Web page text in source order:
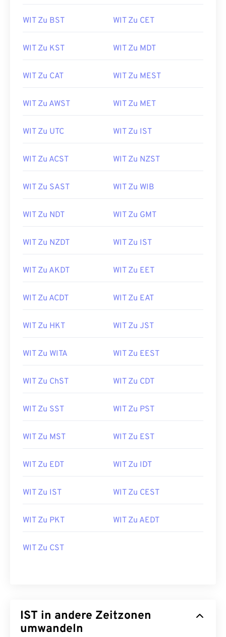
WIT Zu BST WIT Zu CET
WIT Zu KST WIT Zu MDT
WIT Zu CAT WIT Zu MEST
WIT Zu AWST WIT Zu MET
WIT Zu UTC WIT Zu IST
WIT Zu ACST WIT Zu NZST
WIT Zu SAST WIT Zu WIB
WIT Zu NDT WIT Zu GMT
WIT Zu NZDT WIT Zu IST
WIT Zu AKDT WIT Zu EET
WIT Zu ACDT WIT Zu EAT
WIT Zu HKT WIT Zu JST
WIT Zu WITA WIT Zu EEST
WIT Zu ChST WIT Zu CDT
WIT Zu SST WIT Zu PST
WIT Zu MST WIT Zu EST
WIT Zu EDT WIT Zu IDT
WIT Zu IST WIT Zu CEST
WIT Zu PKT WIT Zu AEDT
WIT Zu CST
IST in andere Zeitzonen
umwandeln